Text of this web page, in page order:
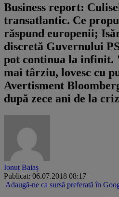
Business report:
transatlantic. Ce
răspund europenii;
discretă Guvernului
pot continua la infinit.
mai târziu, lovesc cu
Avertisment
după zece ani de la
Ionuț Baiaș
Publicat: 06.07.2018 08:17
Adaugă-ne ca sursă preferată în